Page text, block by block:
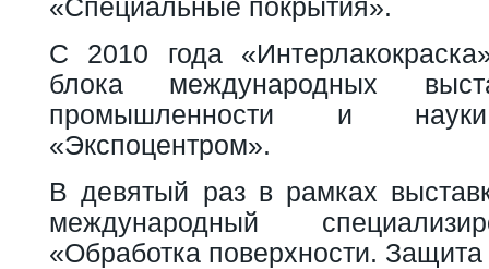
С 2010 года
блока международных
промышленности и
«Экспоцентром».
В девятый раз в рамках
международный
«Обработка поверхности. Защита